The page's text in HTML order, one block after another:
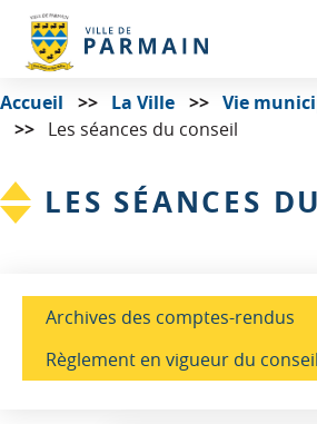
Accueil La Ville
Vie
Les séances du conseil
LES SÉANCES
Archives des comptes-rendus
Règlement en vigueur du